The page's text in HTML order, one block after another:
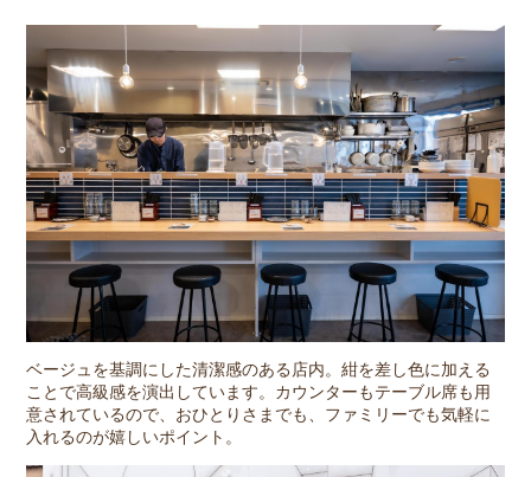
ベージュを基調にした清潔感のある店内。紺を差し色に加える
ことで高級感を演出しています。カウンターもテーブル席も用
意されているので、おひとりさまでも、ファミリーでも気軽に
入れるのが嬉しいポイント。